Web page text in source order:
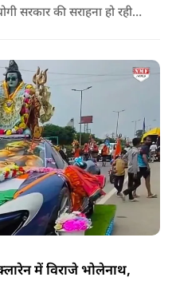
सरकार की सराहना हो रही
में विराजे भोलेनाथ,